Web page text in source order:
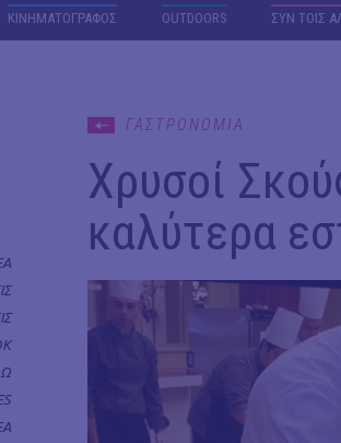
ΚΙΝΗΜΑΤΟΓΡΑΦΟΣ OUTDΟORS ΣΥΝ ΤΟΙΣ
ΓΑΣΤΡΟΝΟΜΙΑ
Χρυσοί
καλύτερα